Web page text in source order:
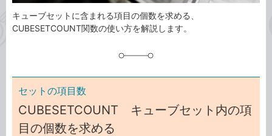
キューブセットに含まれる項目の個数を求める、
CUBESETCOUNT関数の使い方を解説します。
セットの項目数
CUBESETCOUNT キューブセット内の項
目の個数を求める